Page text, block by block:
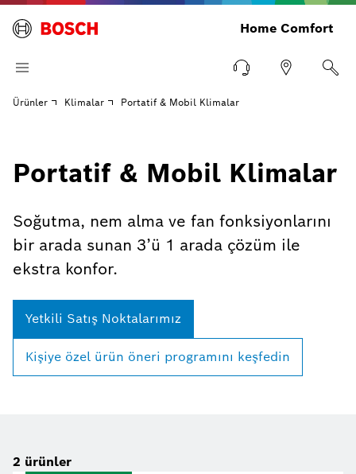
Home Comfort
Ürünler Klimalar Portatif & Mobil Klimalar
Portatif & Mobil Klimalar
Soğutma, nem alma ve fan fonksiyonlarını
bir arada sunan 3’ü 1 arada çözüm ile
ekstra konfor.
Yetkili Satış Noktalarımız
Kişiye özel ürün öneri programını keşfedin
2 ürünler